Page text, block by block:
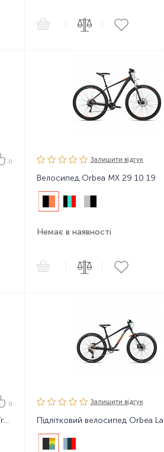
0 Залишити вiдгук
Велосипед Orbea MX 29 10 19
Немає в наявності
0
Підлітковий велосипед Orbea MX 24 Trail 20
Залишити вiдгук